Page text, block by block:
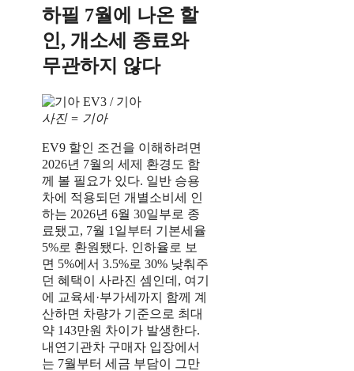
하필 7월에 나온 할
인, 개소세 종료와
무관하지 않다
사진 = 기아
EV9 할인 조건을 이해하려면
2026년 7월의 세제 환경도 함
께 볼 필요가 있다. 일반 승용
차에 적용되던 개별소비세 인
하는 2026년 6월 30일부로 종
료됐고, 7월 1일부터 기본세율
5%로 환원됐다. 인하율로 보
면 5%에서 3.5%로 30% 낮춰주
던 혜택이 사라진 셈인데, 여기
에 교육세·부가세까지 함께 계
산하면 차량가 기준으로 최대
약 143만원 차이가 발생한다.
내연기관차 구매자 입장에서
는 7월부터 세금 부담이 그만